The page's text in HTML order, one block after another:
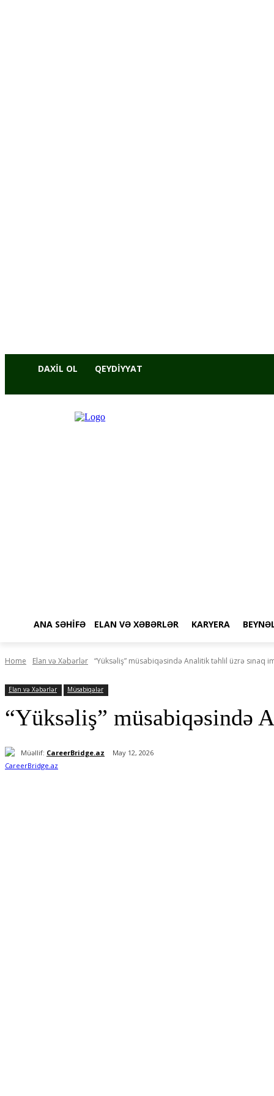
DAXIL OL QEYDIYYAT
ANA SƏHIFƏ ELAN VƏ XƏBƏRLƏR KARYERA
Home Elan və Xəbərlər “Yüksəliş” müsabiqəsində Analitik təhlil üzrə sınaq
Elan və Xəbərlər Müsabiqələr
“Yüksəliş” müsabiqəsində
Müəllif: CareerBridge.az May 12, 2026